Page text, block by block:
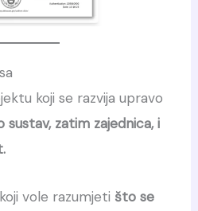
koji se razvija upravo
sustav, zatim zajednica, i
vole razumjeti što se